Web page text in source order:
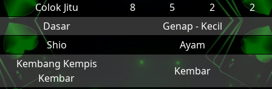
Colok Jitu
8 5 2
2
Dasar
Genap - Kecil
Shio
Ayam
Kembang Kempis
Kembar
Kembar